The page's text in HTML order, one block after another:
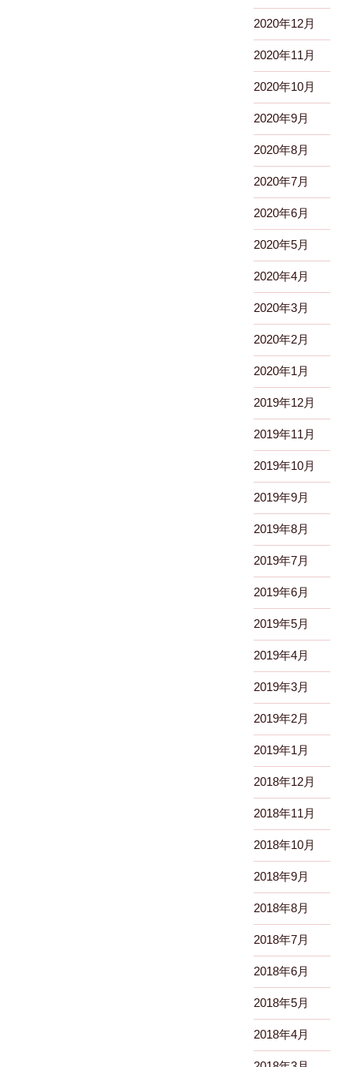
2020年12月
2020年11月
2020年10月
2020年9月
2020年8月
2020年7月
2020年6月
2020年5月
2020年4月
2020年3月
2020年2月
2020年1月
2019年12月
2019年11月
2019年10月
2019年9月
2019年8月
2019年7月
2019年6月
2019年5月
2019年4月
2019年3月
2019年2月
2019年1月
2018年12月
2018年11月
2018年10月
2018年9月
2018年8月
2018年7月
2018年6月
2018年5月
2018年4月